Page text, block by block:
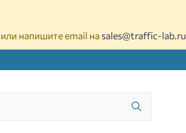
или напишите email на sales@traffic-lab.ru